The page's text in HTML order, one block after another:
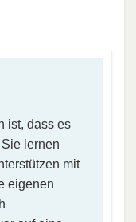
ist, dass es
lernen
mit
eigenen